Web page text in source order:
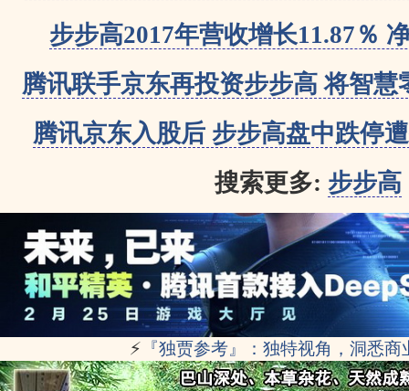
步步高2017年营收增长11.87％
腾讯联手京东再投资步步高 将智慧
腾讯京东入股后 步步高盘中跌停
搜索更多: 步步高
⚡ 『独贾参考』：独特视角，洞悉商